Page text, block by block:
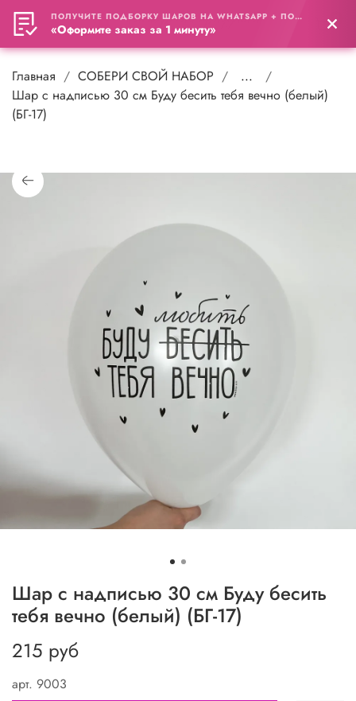
0
Главная СОБЕРИ СВОЙ НАБОР
...
Шар с надписью 30 см Буду бесить тебя вечно (белый)
(БГ-17)
арт. 9003
Шар с надписью 30 см Буду бесить
тебя вечно (белый) (БГ-17)
215 руб
ПОЛУЧИТЕ ПОДБОРКУ ШАРОВ НА WHATSAPP + ПОДАРОК
«Оформите заказ за 1 минуту»